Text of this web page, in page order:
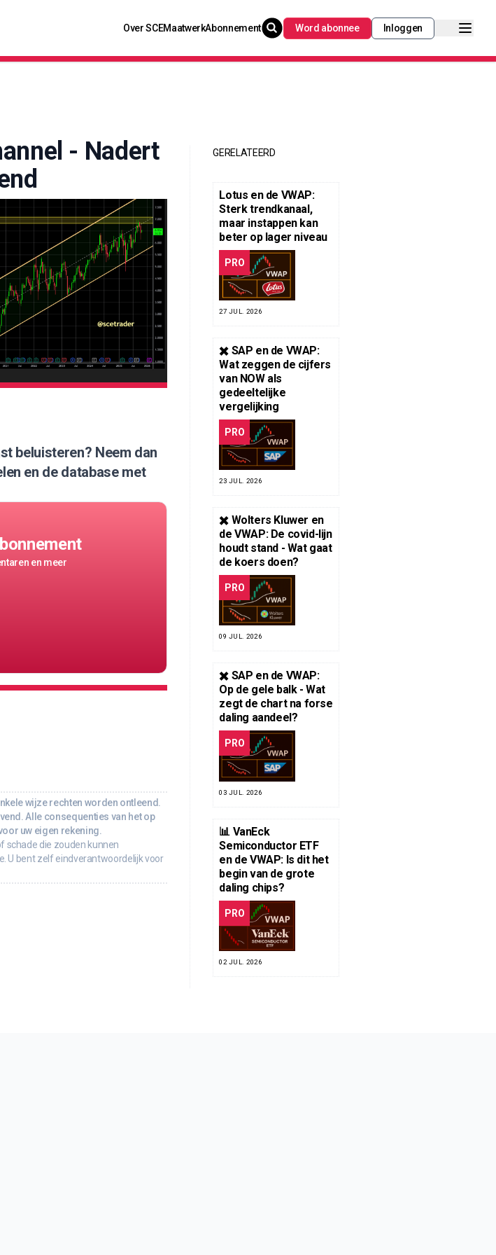
Over SCEMaatwerkAbonnement Word abonnee Inloggen
- Nadert
beluisteren? Neem dan
en de database met
en meer
wijze rechten worden ontleend.
Alle consequenties van het op
uw eigen rekening.
schade die zouden kunnen
U bent zelf eindverantwoordelijk voor
GERELATEERD
Lotus en de VWAP:
Sterk trendkanaal,
maar instappen kan
beter op lager niveau
PRO
27 JUL. 2026
✖️ SAP en de VWAP:
Wat zeggen de cijfers
van NOW als
gedeeltelijke
vergelijking
PRO
23 JUL. 2026
✖️ Wolters Kluwer en
de VWAP: De covid-lijn
houdt stand - Wat gaat
de koers doen?
PRO
09 JUL. 2026
✖️ SAP en de VWAP:
Op de gele balk - Wat
zegt de chart na forse
daling aandeel?
PRO
03 JUL. 2026
📊 VanEck
Semiconductor ETF
en de VWAP: Is dit het
begin van de grote
daling chips?
PRO
02 JUL. 2026